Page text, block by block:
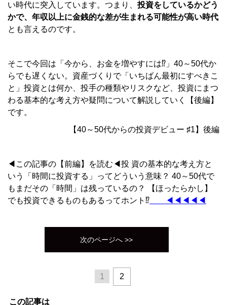
い時代に突入しています。つまり、投資をしているかどう
かで、年収以上に金銭的な差が生まれる可能性が高い時代
とも言えるのです。
そこで今回は「今から、お金を増やすには⁉」40～50代か
らでも遅くない。資産づくりで「いちばん最初にすべきこ
と」投資とは何か、投手の種類やリスクなど、投資にまつ
わる基本的な考え方や疑問について解説していく【後編】
です。
【40～50代からの投資デビュー ♯1】後編
◀この記事の【前編】を読む◀投 資の基本的な考え方と
いう「時間に投資する」ってどういう意味？ 40～50代で
もまだその「時間」は残っているの？ 【ほったらかし】
でも投資できるものもあるってホント⁉ ＿＿◀◀◀◀◀
次のページへ >>
1 2
この記事は